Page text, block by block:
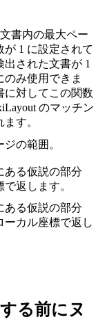
書内の最大ペー
が 1 に設定されて
された文書が 1
み使用できま
に対してこの関数
のマッチン
す。
の範囲。
ある仮説の部分
返します。
ある仮説の部分
ーカル座標で返し
る前にヌ